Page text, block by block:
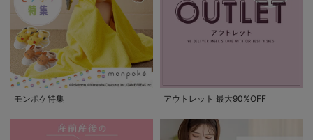
モンポケ特集 アウトレット 最大90%OFF